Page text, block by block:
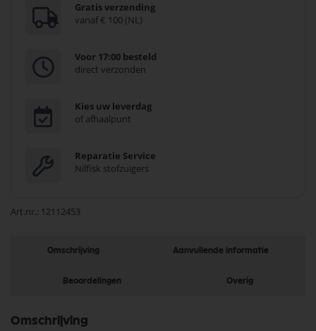
Gratis verzending
vanaf € 100 (NL)
Voor 17:00 besteld
direct verzonden
Kies uw leverdag
of afhaalpunt
Reparatie Service
Nilfisk stofzuigers
Art.nr. 12112453
Omschrijving Aanvullende informatie
Beoordelingen Overig
Omschrijving